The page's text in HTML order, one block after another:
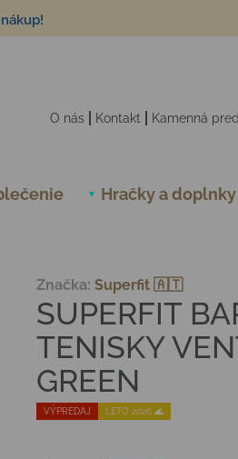
O nás Kontakt Kamenná
Hračky a doplnky
VÝPREDAJ LETO 2026 🌊
SUPERFIT
TENISKY
GREEN
Značka: Superfit 🇦🇹